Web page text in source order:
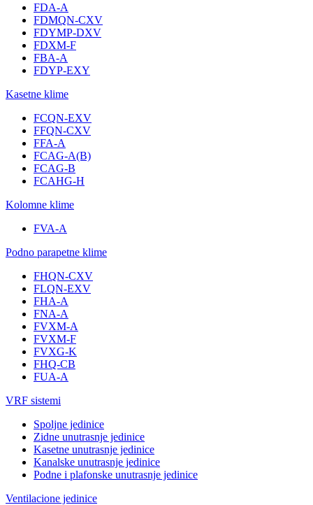
FDA-A
FDMQN-CXV
FDYMP-DXV
FDXM-F
FBA-A
FDYP-EXY
Kasetne klime
FCQN-EXV
FFQN-CXV
FFA-A
FCAG-A(B)
FCAG-B
FCAHG-H
Kolomne klime
FVA-A
Podno parapetne klime
FHQN-CXV
FLQN-EXV
FHA-A
FNA-A
FVXM-A
FVXM-F
FVXG-K
FHQ-CB
FUA-A
VRF sistemi
Spoljne jedinice
Zidne unutrasnje jedinice
Kasetne unutrasnje jedinice
Kanalske unutrasnje jedinice
Podne i plafonske unutrasnje jedinice
Ventilacione jedinice